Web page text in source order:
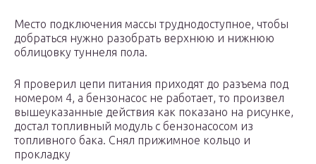
Место подключения массы труднодоступное, чтобы
добраться нужно разобрать верхнюю и нижнюю
облицовку туннеля пола.
Я проверил цепи питания приходят до разъема под
номером 4, а бензонасос не работает, то произвел
вышеуказанные действия как показано на рисунке,
достал топливный модуль с бензонасосом из
топливного бака. Снял прижимное кольцо и
прокладку